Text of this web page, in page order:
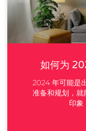
如何为
2024 年可能是
准备和规划，
印象